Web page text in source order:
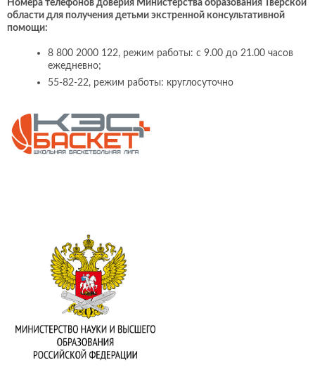
Номера телефонов доверия Министерства образования Тверской
области для получения детьми экстренной консультативной
помощи:
8 800 2000 122, режим работы: с 9.00 до 21.00 часов
ежедневно;
55-82-22, режим работы: круглосуточно